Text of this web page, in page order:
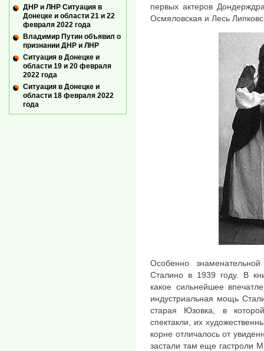
первых актеров
Осмяловская и Лесь
Особенно
Сталино в 1939 году. В
какое сильнейшее
индустриальная мощь
старая Юзовка, в
спектакли, их
корне отличалось от
застали там еще гастроли
ДНР и ЛНР Ситуация в
Донецке и области 21 и 22
февраля 2022 года
Владимир Путин объявил о
признании ДНР и ЛНР
Ситуация в Донецке и
области 19 и 20 февраля
2022 года
Ситуация в Донецке и
области 18 февраля 2022
года